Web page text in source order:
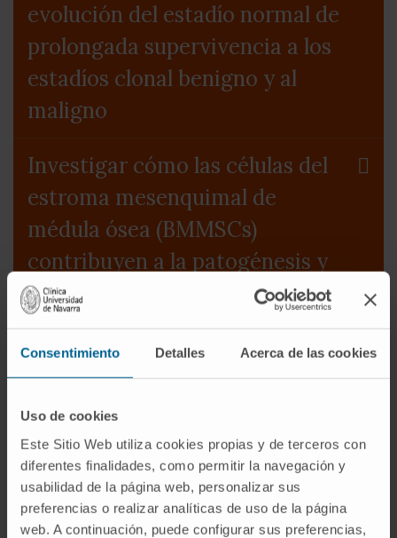
Consentimiento Detalles Acerca de las cookies
Uso de cookies
Este Sitio Web utiliza cookies propias y de terceros con
diferentes finalidades, como permitir la navegación y
usabilidad de la página web, personalizar sus
preferencias o realizar analíticas de uso de la página
web. A continuación, puede configurar sus preferencias,
evolución del estadío normal de
prolongada supervivencia a los
estadíos clonal benigno y al
maligno
Investigar cómo las células del
estroma mesenquimal de
médula ósea (BMMSCs)
contribuyen a la patogénesis y
progresión del mieloma
Estudio del transcriptoma
completo, epigenoma y
metabolismo de las células
plasmáticas tumorales del
mieloma múltiple
Caracterizar los clones MRD: